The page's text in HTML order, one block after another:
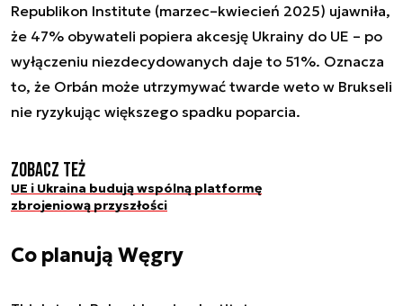
Republikon Institute (marzec–kwiecień 2025) ujawniła,
że 47% obywateli popiera akcesję Ukrainy do UE – po
wyłączeniu niezdecydowanych daje to 51%. Oznacza
to, że Orbán może utrzymywać twarde weto w Brukseli
nie ryzykując większego spadku poparcia.
Zobacz też
UE i Ukraina budują wspólną platformę
zbrojeniową przyszłości
Co planują Węgry